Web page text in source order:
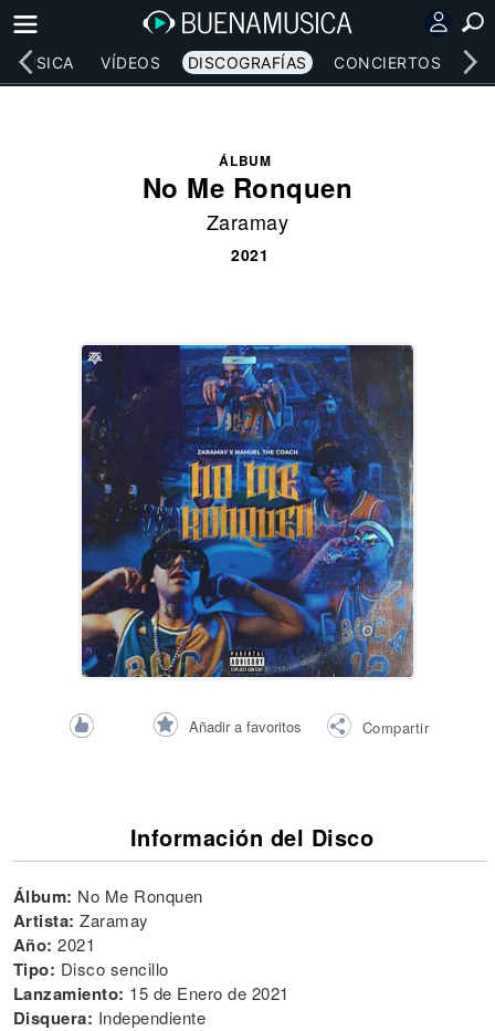
MÚSICA VÍDEOS DISCOGRAFÍAS CONCIERTOS
ÁLBUM
No Me Ronquen
Zaramay
2021
Añadir a favoritos Compartir
Información del Disco
Álbum: No Me Ronquen
Artista: Zaramay
Año: 2021
Tipo: Disco sencillo
Lanzamiento: 15 de Enero de 2021
Disquera: Independiente